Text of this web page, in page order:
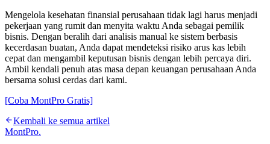
Mengelola kesehatan finansial perusahaan tidak lagi harus menjadi
pekerjaan yang rumit dan menyita waktu Anda sebagai pemilik
bisnis. Dengan beralih dari analisis manual ke sistem berbasis
kecerdasan buatan, Anda dapat mendeteksi risiko arus kas lebih
cepat dan mengambil keputusan bisnis dengan lebih percaya diri.
Ambil kendali penuh atas masa depan keuangan perusahaan Anda
bersama solusi cerdas dari kami.
[Coba MontPro Gratis]
Kembali ke semua artikel
MontPro.